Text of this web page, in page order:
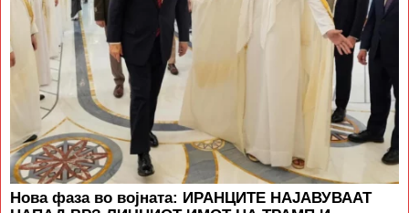
Нова фаза во војната: ИРАНЦИТЕ НАЈАВУВААТ